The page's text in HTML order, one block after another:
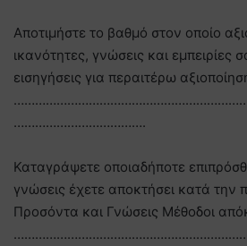
Αποτιμήστε το βαθμό στον οποίο
ικανότητες, γνώσεις και εμπειρίες
εισηγήσεις για περαιτέρω
……………………………….
Καταγράψετε οποιαδήποτε
γνώσεις έχετε αποκτήσει κατά την
Προσόντα και Γνώσεις Μέθοδοι